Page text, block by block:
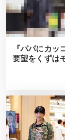
『パパにカ
要望をくずは